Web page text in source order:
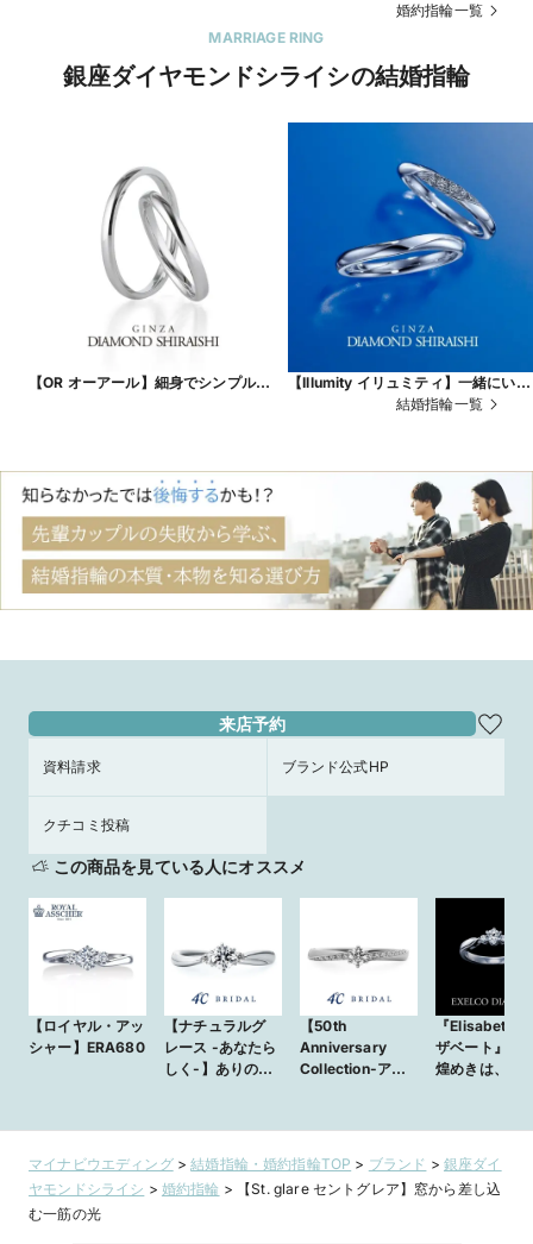
ときわ強い、一筋の流れ星
婚約指輪一覧
MARRIAGE RING
銀座ダイヤモンドシライシの結婚指輪
【OR オーアール】細身でシンプルな
【Illumity イリュミティ】一緒にいる
と、もっと輝くふたりの未来。
結婚指輪一覧
来店予約
資料請求 ブランド公式HP
クチコミ投稿
この商品を見ている人にオススメ
【ロイヤル・アッ
シャー】ERA680
【ナチュラルグ
レース -あなたら
しく-】ありのま
【50th
Anniversary
Collection-アク
れるライン
『Elisabeth
ザベート』高
煌めきは、選
マイナビウエディング>結婚指輪・婚約指輪TOP > ブランド > 銀座ダイ
ヤモンドシライシ > 婚約指輪 >
【St. glare セントグレア】窓から差し込
む一筋の光